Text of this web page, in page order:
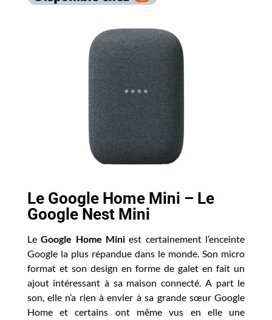
Le Google Home Mini – Le
Google Nest Mini
LeGoogle Home Mini est certainement l’enceinte
Google la plus répandue dans le monde. Son micro
format et son design en forme de galet en fait un
ajout intéressant à sa maison connecté. A part le
son, elle n’a rien à envier à sa grande sœur Google
Home et certains ont même vus en elle une